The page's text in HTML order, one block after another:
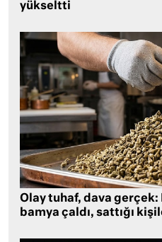
yükseltti
Olay tuhaf, dava
bamya çaldı, sattığı